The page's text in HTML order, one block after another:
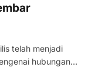
telah menjadi
hubungan…